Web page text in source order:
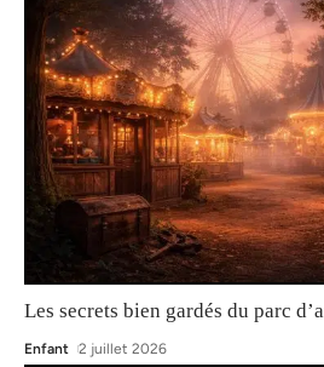
Les secrets bien gardés du parc
Enfant 2 juillet 2026